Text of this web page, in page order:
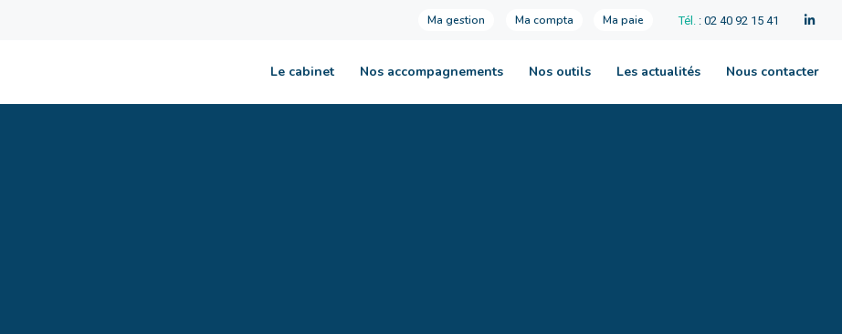
Ma gestion Ma compta Ma paie Tél. : 02 40 92 15 41
Le cabinet Nos accompagnements Nos outils Les actualités Nous contacter